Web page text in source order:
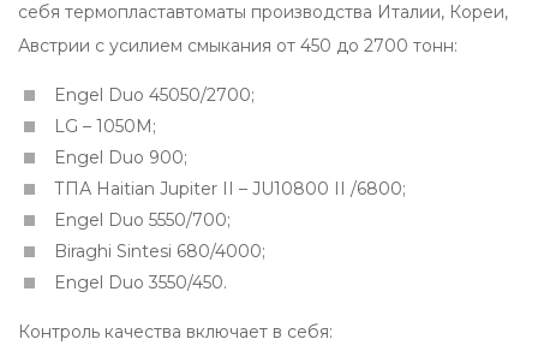
себя термопластавтоматы производства Италии, Кореи,
Австрии с усилием смыкания от 450 до 2700 тонн:
Engel Duo 45050/2700;
LG – 1050М;
Engel Duo 900;
ТПА Haitian Jupiter II – JU10800 II /6800;
Engel Duo 5550/700;
Biraghi Sintesi 680/4000;
Engel Duo 3550/450.
Контроль качества включает в себя: